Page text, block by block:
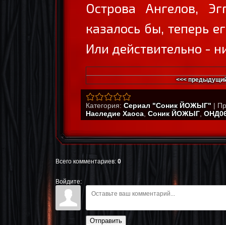
Острова Ангелов,
казалось бы, теперь
Или действительно -
<<<
Категория: Сериал "Соник ЙОЖЫГ" |
Наследие Хаоса Соник ЙОЖЫГ
Всего комментариев: 0
Войдите:
Отправить